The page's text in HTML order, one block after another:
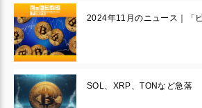
2024年11月のニュース｜「
SOL、XRP、TONなど急落